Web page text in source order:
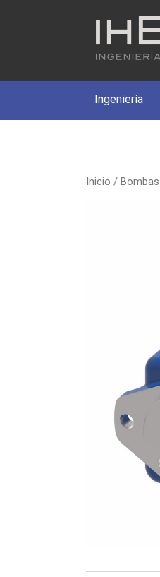
Ingeniería
Inicio / Bombas